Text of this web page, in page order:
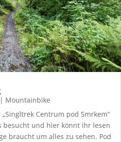
| Mountainbike
Centrum pod Smrkem“
besucht und hier könnt ihr lesen
braucht um alles zu sehen. Pod